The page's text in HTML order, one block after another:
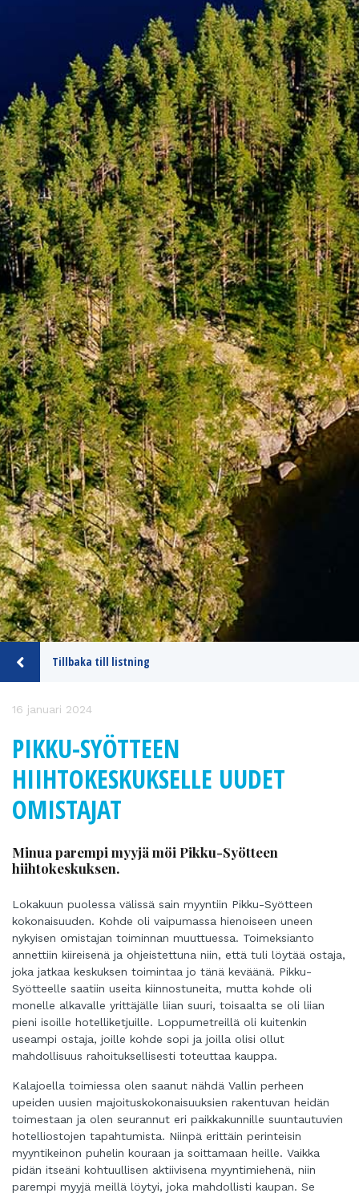
Tillbaka till listning
16 januari 2024
PIKKU-SYÖTTEEN
HIIHTOKESKUKSELLE UUDET
OMISTAJAT
Minua parempi myyjä möi Pikku-Syötteen
hiihtokeskuksen.
Lokakuun puolessa välissä sain myyntiin Pikku-Syötteen
kokonaisuuden. Kohde oli vaipumassa hienoiseen uneen
nykyisen omistajan toiminnan muuttuessa. Toimeksianto
annettiin kiireisenä ja ohjeistettuna niin, että tuli löytää ostaja,
joka jatkaa keskuksen toimintaa jo tänä keväänä. Pikku-
Syötteelle saatiin useita kiinnostuneita, mutta kohde oli
monelle alkavalle yrittäjälle liian suuri, toisaalta se oli liian
pieni isoille hotelliketjuille. Loppumetreillä oli kuitenkin
useampi ostaja, joille kohde sopi ja joilla olisi ollut
mahdollisuus rahoituksellisesti toteuttaa kauppa.
Kalajoella toimiessa olen saanut nähdä Vallin perheen
upeiden uusien majoituskokonaisuuksien rakentuvan heidän
toimestaan ja olen seurannut eri paikkakunnille suuntautuvien
hotelliostojen tapahtumista. Niinpä erittäin perinteisin
myyntikeinon puhelin kouraan ja soittamaan heille. Vaikka
pidän itseäni kohtuullisen aktiivisena myyntimiehenä, niin
parempi myyjä meillä löytyi, joka mahdollisti kaupan. Se